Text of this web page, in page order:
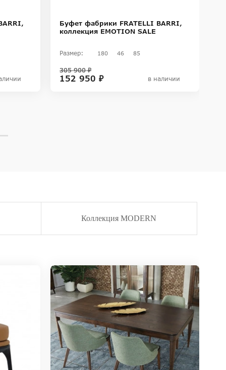
Буфет фабрики FRATELLI BARRI,
коллекция EMOTION SALE
Размер: 180 46 85
152 950 ₽
305 900 ₽
в наличии
Коллекция MODERN